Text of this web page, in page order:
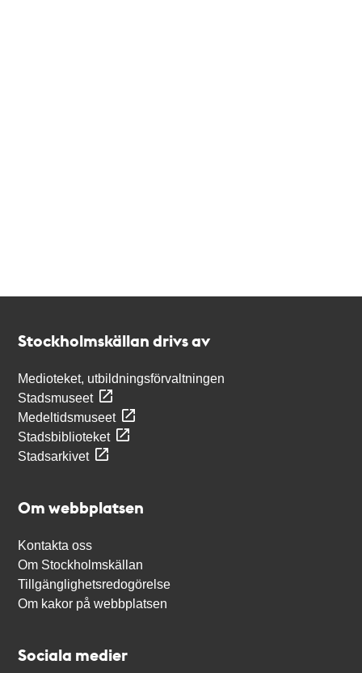
Stockholmskällan drivs av
Medioteket, utbildningsförvaltningen
Stadsmuseet
Medeltidsmuseet
Stadsbiblioteket
Stadsarkivet
Om webbplatsen
Kontakta oss
Om Stockholmskällan
Tillgänglighetsredogörelse
Om kakor på webbplatsen
Sociala medier